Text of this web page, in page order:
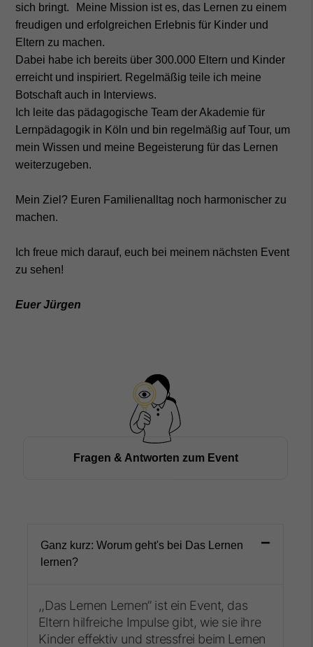
sich bringt. Meine Mission ist es, das Lernen zu einem
freudigen und erfolgreichen Erlebnis für Kinder und
Eltern zu machen.
Dabei habe ich bereits über 300.000 Eltern und Kinder
erreicht und inspiriert. Regelmäßig teile ich meine
Botschaft auch in Interviews.
Ich leite das pädagogische Team der Akademie für
Lernpädagogik in Köln und bin regelmäßig auf Tour, um
mein Wissen und meine Begeisterung für das Lernen
weiterzugeben.
Mein Ziel? Euren Familienalltag noch harmonischer zu
machen.
Ich freue mich darauf, euch bei meinem nächsten Event
zu sehen!
Euer Jürgen
Fragen & Antworten zum Event
Ganz kurz: Worum geht's bei Das Lernen
lernen?
,,Das Lernen Lernen” ist ein Event, das
Eltern hilfreiche Impulse gibt, wie sie ihre
Kinder effektiv und stressfrei beim Lernen